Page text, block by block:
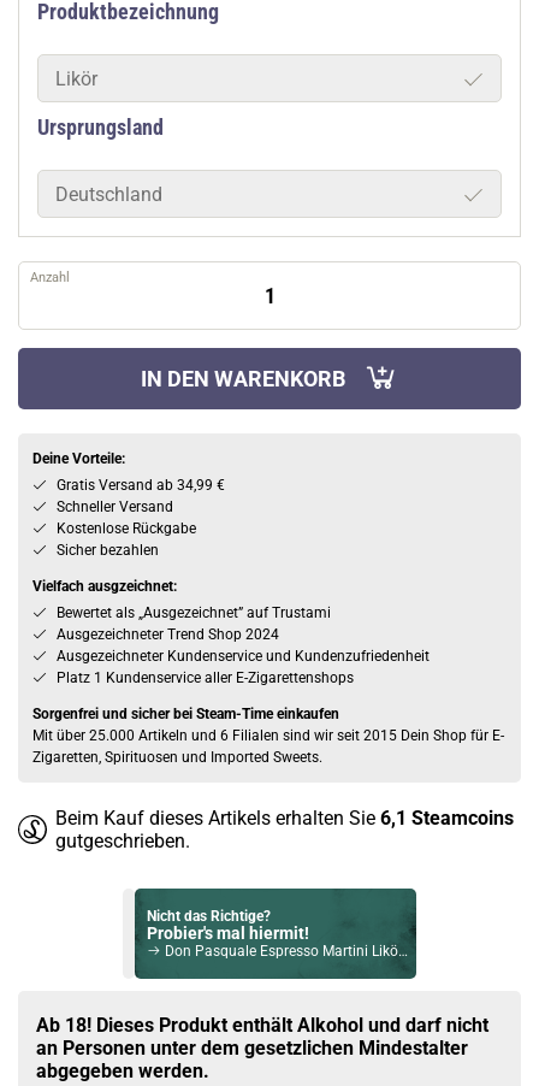
Produktbezeichnung
Likör
Ursprungsland
Deutschland
Anzahl
IN DEN WARENKORB
Deine Vorteile:
Gratis Versand ab 34,99 €
Schneller Versand
Kostenlose Rückgabe
Sicher bezahlen
Vielfach ausgzeichnet:
Bewertet als „Ausgezeichnet” auf Trustami
Ausgezeichneter Trend Shop 2024
Ausgezeichneter Kundenservice und Kundenzufriedenheit
Platz 1 Kundenservice aller E-Zigarettenshops
Sorgenfrei und sicher bei Steam-Time einkaufen
Mit über 25.000 Artikeln und 6 Filialen sind wir seit 2015 Dein Shop für E-
Zigaretten, Spirituosen und Imported Sweets.
Beim Kauf dieses Artikels erhalten Sie 6,1 Steamcoins
gutgeschrieben.
Nicht das Richtige?
Probier's mal hiermit!
Don Pasquale Espresso Martini Likör 15% Vol. 700ml
Check das mal!
Saltwater´s Skull Hunter Gin 44,5% - 500ml
Ab 18! Dieses Produkt enthält Alkohol und darf nicht
an Personen unter dem gesetzlichen Mindestalter
abgegeben werden.